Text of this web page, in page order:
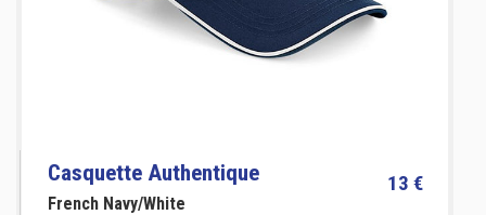
Casquette Authentique 13 €
French Navy/White